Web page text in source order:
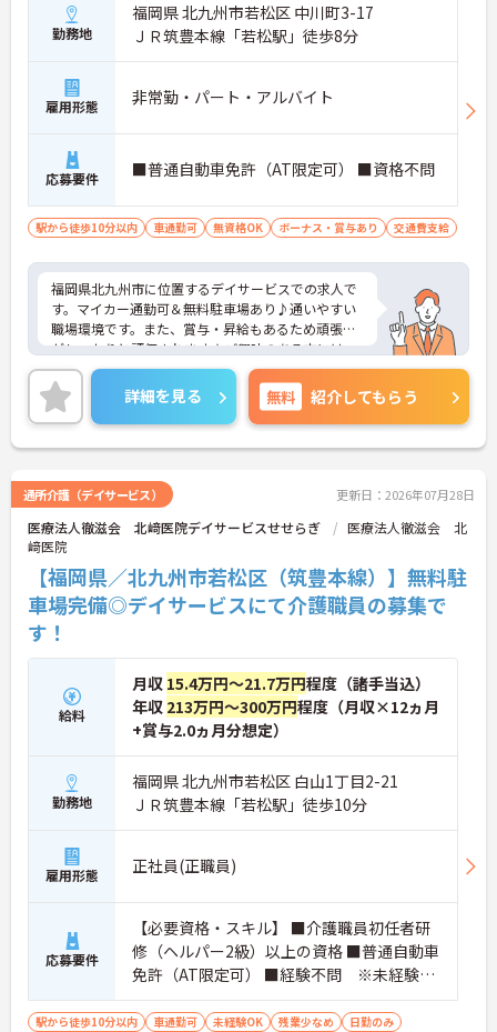
勤務地
福岡県 北九州市若松区 中川町3-17
ＪＲ筑豊本線「若松駅」徒歩8分
雇用形態 非常勤・パート・アルバイト
応募要件 ■普通自動車免許（AT限定可） ■資格不問
駅から徒歩10分以内 車通勤可 無資格OK ボーナス・賞与あり 交通費支給
福岡県北九州市に位置するデイサービスでの求人で
す。マイカー通勤可＆無料駐車場あり♪通いやすい
職場環境です。また、賞与・昇給もあるため頑張り
がしっかりと評価されます★ご興味のある方には、
面接対策ポイントなど、さらに詳細をご案内します
のでお気軽にご相談ください！
詳細を見る 無料 紹介してもらう
通所介護（デイサービス） 更新日：2026年07月28日
医療法人徹滋会 北﨑医院デイサービスせせらぎ
医療法人徹滋会 北
﨑医院
【福岡県／北九州市若松区（筑豊本線）】無料駐
車場完備◎デイサービスにて介護職員の募集で
す！
給料
月収 15.4万円～21.7万円程度（諸手当込）
年収 213万円～300万円程度（月収×12ヵ月
+賞与2.0ヵ月分想定）
勤務地
福岡県 北九州市若松区 白山1丁目2-21
ＪＲ筑豊本線「若松駅」徒歩10分
雇用形態 正社員(正職員)
応募要件
【必要資格・スキル】 ■介護職員初任者研
修（ヘルパー2級）以上の資格 ■普通自動車
免許（AT限定可） ■経験不問 ※未経験可
能
駅から徒歩10分以内 車通勤可 未経験OK 残業少なめ
日勤のみ